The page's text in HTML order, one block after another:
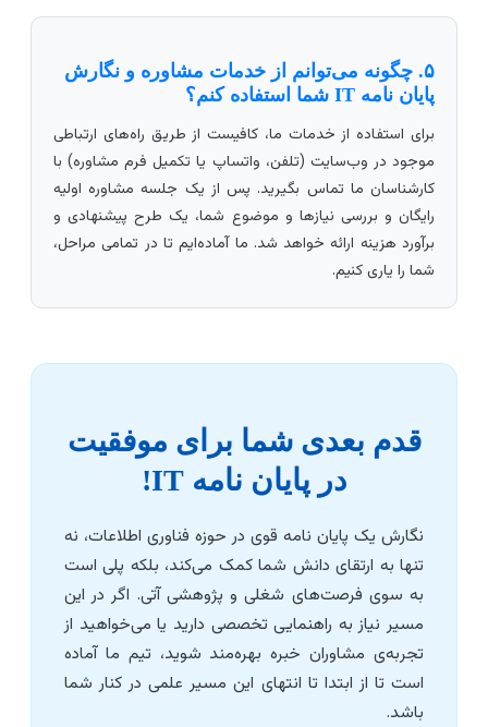
۵. چگونه می‌توانم از خدمات مشاوره و نگارش
پایان نامه IT شما استفاده کنم؟
برای استفاده از خدمات ما، کافیست از طریق راه‌های ارتباطی
موجود در وب‌سایت (تلفن، واتساپ یا تکمیل فرم مشاوره) با
کارشناسان ما تماس بگیرید. پس از یک جلسه مشاوره اولیه
رایگان و بررسی نیازها و موضوع شما، یک طرح پیشنهادی و
برآورد هزینه ارائه خواهد شد. ما آماده‌ایم تا در تمامی مراحل،
شما را یاری کنیم.
قدم بعدی شما برای موفقیت
در پایان نامه IT!
نگارش یک پایان نامه قوی در حوزه فناوری اطلاعات، نه
تنها به ارتقای دانش شما کمک می‌کند، بلکه پلی است
به سوی فرصت‌های شغلی و پژوهشی آتی. اگر در این
مسیر نیاز به راهنمایی تخصصی دارید یا می‌خواهید از
تجربه‌ی مشاوران خبره بهره‌مند شوید، تیم ما آماده
است تا از ابتدا تا انتهای این مسیر علمی در کنار شما
باشد.